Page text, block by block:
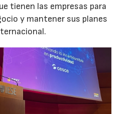
tienen las empresas para
y mantener sus planes